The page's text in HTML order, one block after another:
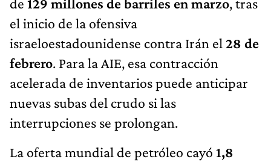
el inicio de la ofensiva
israeloestadounidense contra Irán el 28 de
febrero. Para la AIE, esa contracción
acelerada de inventarios puede anticipar
nuevas subas del crudo si las
interrupciones se prolongan.
La oferta mundial de petróleo cayó 1,8